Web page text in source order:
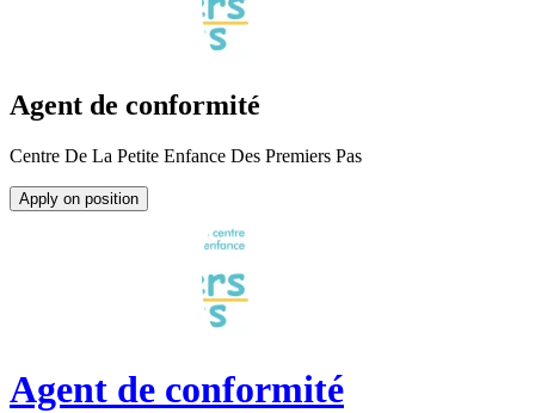
Agent de conformité
Centre De La Petite Enfance Des Premiers Pas
Apply on position
Agent de conformité